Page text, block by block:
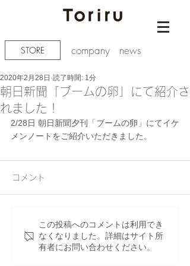
STORE company news
朝日新聞「ブームの卵」にて紹介さ
れました！
2020年2月28日 読了時間: 1分
2/28日 朝日新聞夕刊「ブームの卵」にてイケ
メンノートをご紹介いただきました。
コメント
この投稿へのコメントは利用でき
なくなりました。詳細はサイト所
有者にお問い合わせください。